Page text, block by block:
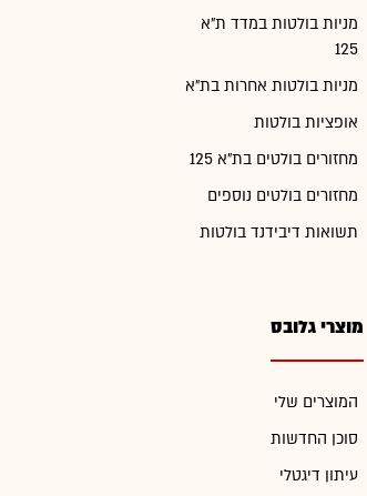
מניות בולטות במדד ת"א
125
מניות בולטות אחרות בת"א
אופציות בולטות
מחזורים בולטים בת"א 125
מחזורים בולטים נוספים
תשואות דיבידנד בולטות
מוצרי גלובס
המוצרים שלי
סוכן החדשות
עיתון דיגטלי